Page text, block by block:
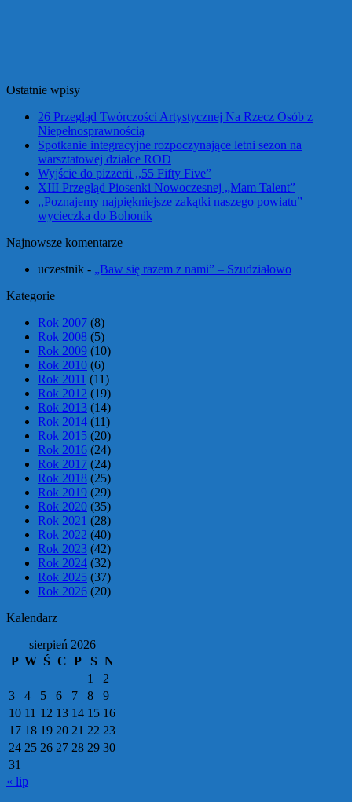
Ostatnie wpisy
26 Przegląd Twórczości Artystycznej Na Rzecz Osób z
Niepełnosprawnością
Spotkanie integracyjne rozpoczynające letni sezon na
warsztatowej działce ROD
Wyjście do pizzerii ,,55 Fifty Five”
XIII Przegląd Piosenki Nowoczesnej „Mam Talent”
,,Poznajemy najpiękniejsze zakątki naszego powiatu” –
wycieczka do Bohonik
Najnowsze komentarze
uczestnik - „Baw się razem z nami” – Szudziałowo
Kategorie
Rok 2007 (8)
Rok 2008 (5)
Rok 2009 (10)
Rok 2010 (6)
Rok 2011 (11)
Rok 2012 (19)
Rok 2013 (14)
Rok 2014 (11)
Rok 2015 (20)
Rok 2016 (24)
Rok 2017 (24)
Rok 2018 (25)
Rok 2019 (29)
Rok 2020 (35)
Rok 2021 (28)
Rok 2022 (40)
Rok 2023 (42)
Rok 2024 (32)
Rok 2025 (37)
Rok 2026 (20)
Kalendarz
sierpień 2026
P W Ś C P S N
1
2
3
4 5 6 7 8
9
10 11 12 13 14 15 16
17 18 19 20 21 22 23
24 25 26 27 28 29 30
31
« lip